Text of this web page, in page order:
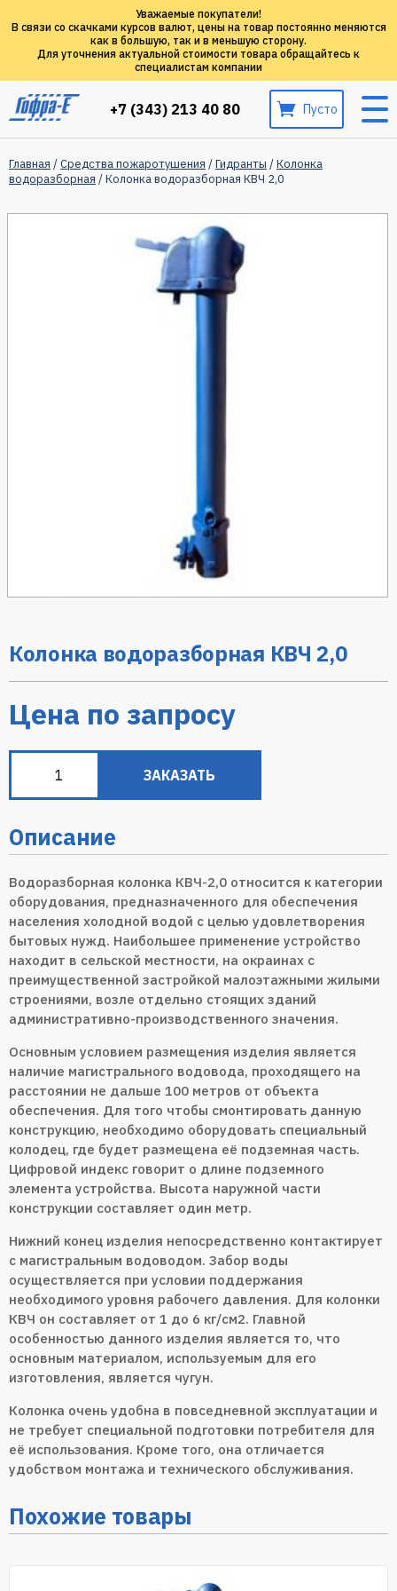
Уважаемые покупатели!
В связи со скачками курсов валют, цены на товар постоянно меняются
как в большую, так и в меньшую сторону.
Для уточнения актуальной стоимости товара обращайтесь к
специалистам компании
+7 (343) 213 40 80 Пусто
Главная /Средства пожаротушения /Гидранты /Колонка
водоразборная / Колонка водоразборная КВЧ 2,0
Колонка водоразборная КВЧ 2,0
Цена по запросу
ЗАКАЗАТЬ
Описание
Водоразборная колонка КВЧ-2,0 относится к категории
оборудования, предназначенного для обеспечения
населения холодной водой с целью удовлетворения
бытовых нужд. Наибольшее применение устройство
находит в сельской местности, на окраинах с
преимущественной застройкой малоэтажными жилыми
строениями, возле отдельно стоящих зданий
административно-производственного значения.
Основным условием размещения изделия является
наличие магистрального водовода, проходящего на
расстоянии не дальше 100 метров от объекта
обеспечения. Для того чтобы смонтировать данную
конструкцию, необходимо оборудовать специальный
колодец, где будет размещена её подземная часть.
Цифровой индекс говорит о длине подземного
элемента устройства. Высота наружной части
конструкции составляет один метр.
Нижний конец изделия непосредственно контактирует
с магистральным водоводом. Забор воды
осуществляется при условии поддержания
необходимого уровня рабочего давления. Для колонки
КВЧ он составляет от 1 до 6 кг/см2. Главной
особенностью данного изделия является то, что
основным материалом, используемым для его
изготовления, является чугун.
Колонка очень удобна в повседневной эксплуатации и
не требует специальной подготовки потребителя для
её использования. Кроме того, она отличается
удобством монтажа и технического обслуживания.
Похожие товары